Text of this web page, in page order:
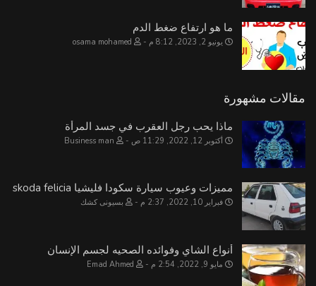
ما هو ارتفاع ضغط الدم
يونيو 2, 2023, 8:12 م
مقالات مشهورة
ماذا يحب رجل العقرب في جسد المرأة
أكتوبر 12, 2022, 11:29 ص
مميزات وعيوب سيارة سكودا فليشيا skoda felicia
فبراير 10, 2022, 2:37 م بسيونى كشك
أنواع الشاي وفوائده الصحيه لجسم الإنسان
مايو 9, 2022, 2:54 م